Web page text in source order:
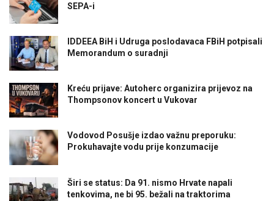
SEPA-i
IDDEEA BiH i Udruga poslodavaca FBiH potpisali
Memorandum o suradnji
Kreću prijave: Autoherc organizira prijevoz na
Thompsonov koncert u Vukovar
Vodovod Posušje izdao važnu preporuku:
Prokuhavajte vodu prije konzumacije
Širi se status: Da 91. nismo Hrvate napali
tenkovima, ne bi 95. bežali na traktorima